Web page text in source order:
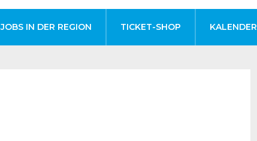
JOBS IN DER REGION TICKET-SHOP KALENDER